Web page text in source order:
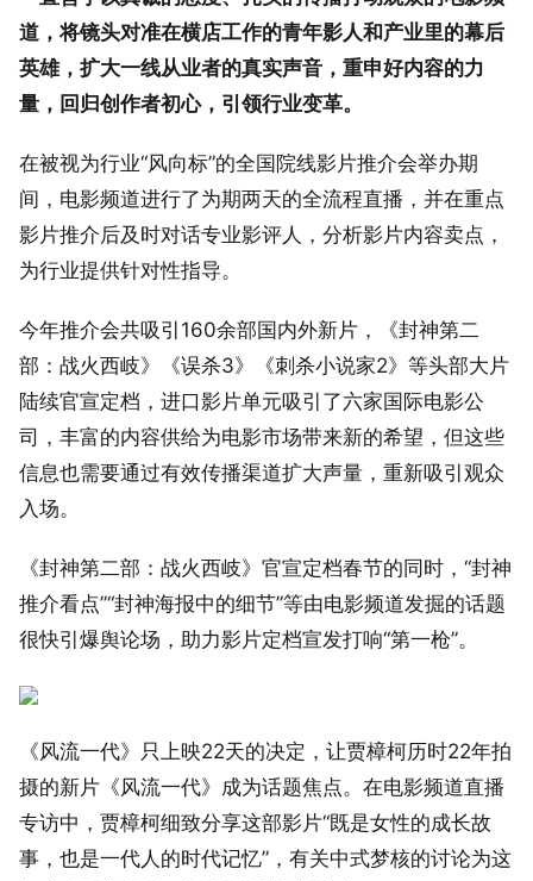
道，将镜头对准在横店工作的青年影人和产业里的幕后
英雄，扩大一线从业者的真实声音，重申好内容的力
量，回归创作者初心，引领行业变革。
在被视为行业“风向标”的全国院线影片推介会举办期
间，电影频道进行了为期两天的全流程直播，并在重点
影片推介后及时对话专业影评人，分析影片内容卖点，
为行业提供针对性指导。
今年推介会共吸引160余部国内外新片，《封神第二
部：战火西岐》《误杀3》《刺杀小说家2》等头部大片
陆续官宣定档，进口影片单元吸引了六家国际电影公
司，丰富的内容供给为电影市场带来新的希望，但这些
信息也需要通过有效传播渠道扩大声量，重新吸引观众
入场。
《封神第二部：战火西岐》官宣定档春节的同时，“封神
推介看点”“封神海报中的细节”等由电影频道发掘的话题
很快引爆舆论场，助力影片定档宣发打响“第一枪”。
《风流一代》只上映22天的决定，让贾樟柯历时22年拍
摄的新片《风流一代》成为话题焦点。在电影频道直播
专访中，贾樟柯细致分享这部影片“既是女性的成长故
事，也是一代人的时代记忆”，有关中式梦核的讨论为这